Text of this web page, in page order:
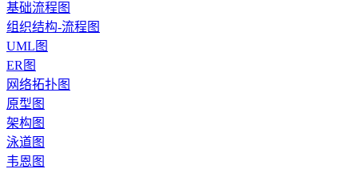
基础流程图
组织结构-流程图
UML图
ER图
网络拓扑图
原型图
架构图
泳道图
韦恩图